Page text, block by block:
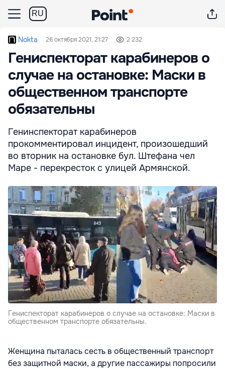
RU
Nokta 26 октября 2021, 21:27 2 232
Гениспекторат карабинеров о
случае на остановке: Маски в
общественном транспорте
обязательны
Генинспекторат карабинеров
прокомментировал инцидент, произошедший
во вторник на остановке бул. Штефана чел
Маре - перекресток с улицей Армянской.
Гениспекторат карабинеров о случае на остановке: Маски в
общественном транспорте обязательны.
Женщина пыталась сесть в общественный транспорт
без защитной маски, а другие пассажиры попросили